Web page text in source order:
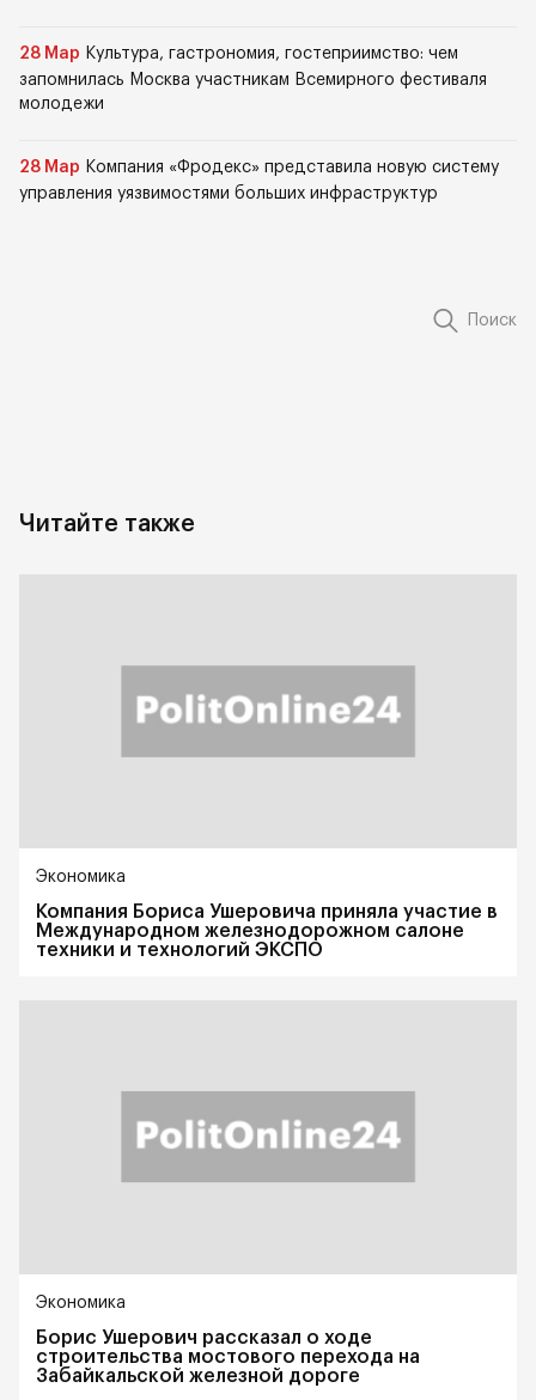
28 Мар Культура, гастрономия, гостеприимство: чем
запомнилась Москва участникам Всемирного фестиваля
молодежи
28 Мар Компания «Фродекс» представила новую систему
управления уязвимостями больших инфраструктур
Поиск
Читайте также
Экономика
Компания Бориса Ушеровича приняла участие в
Международном железнодорожном салоне
техники и технологий ЭКСПО
Экономика
Борис Ушерович рассказал о ходе
строительства мостового перехода на
Забайкальской железной дороге